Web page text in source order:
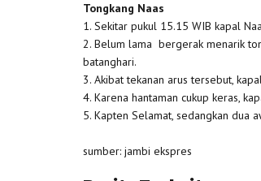
Tongkang Naas
1. Sekitar pukul 15.15 WIB kapal
2. Belum lama bergerak menarik
batanghari.
3. Akibat tekanan arus tersebut,
4. Karena hantaman cukup keras,
5. Kapten Selamat, sedangkan dua
sumber: jambi ekspres